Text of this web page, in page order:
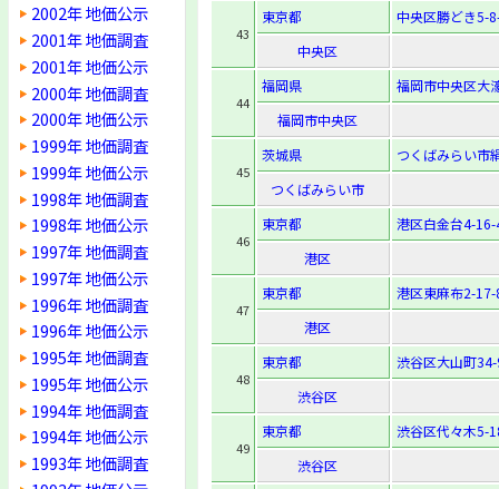
2002年 地価公示
2001年 地価調査
2001年 地価公示
2000年 地価調査
2000年 地価公示
1999年 地価調査
1999年 地価公示
1998年 地価調査
1998年 地価公示
1997年 地価調査
1997年 地価公示
1996年 地価調査
1996年 地価公示
1995年 地価調査
1995年 地価公示
1994年 地価調査
1994年 地価公示
1993年 地価調査
43
東京都
中央区勝どき5-
中央区
44
福岡県
福岡市中央区大
福岡市中央区
45
茨城県
つくばみらい市
つくばみらい市
46
東京都
港区白金台4-16-
港区
47
東京都
港区東麻布2-17-
港区
48
東京都
渋谷区大山町
渋谷区
49
東京都
渋谷区代々木5-
渋谷区